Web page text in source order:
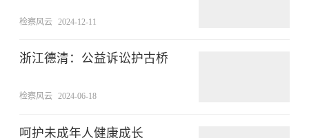
检察风云 2024-12-11
浙江德清：公益诉讼护古桥
检察风云 2024-06-18
呵护未成年人健康成长